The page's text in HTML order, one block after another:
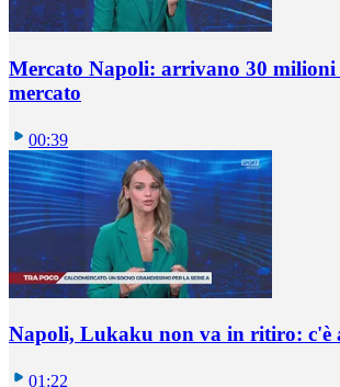
Mercato Napoli: arrivano 30 milioni
mercato
00:39
Napoli, Lukaku non va in ritiro: c'è
01:22